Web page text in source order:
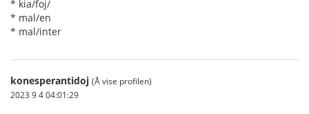
* kia/foj/
* mal/en
* mal/inter
konesperantidoj (Å vise profilen)
2023 9 4 04:01:29